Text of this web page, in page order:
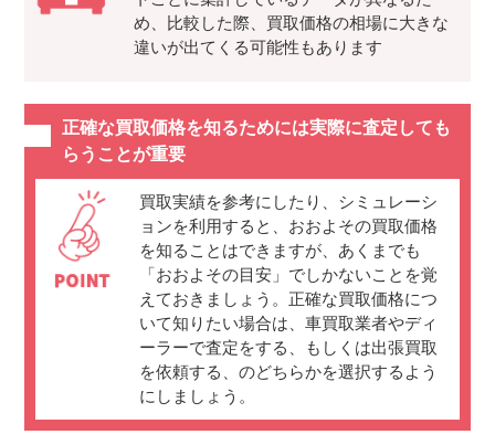
め、比較した際、買取価格の相場に大きな
違いが出てくる可能性もあります
正確な買取価格を知るためには実際に査定しても
らうことが重要
買取実績を参考にしたり、シミュレーシ
ョンを利用すると、おおよその買取価格
を知ることはできますが、あくまでも
「おおよその目安」でしかないことを覚
えておきましょう。正確な買取価格につ
いて知りたい場合は、車買取業者やディ
ーラーで査定をする、もしくは出張買取
を依頼する、のどちらかを選択するよう
にしましょう。